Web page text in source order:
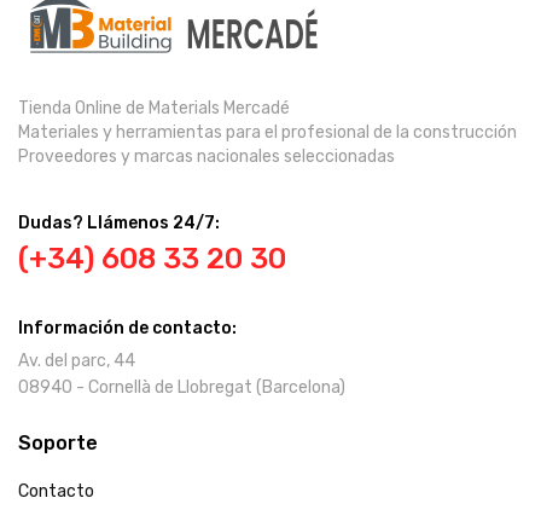
Tienda Online de Materials Mercadé
Materiales y herramientas para el profesional de la construcción
Proveedores y marcas nacionales seleccionadas
Dudas? Llámenos 24/7:
(+34) 608 33 20 30
Información de contacto:
Av. del parc, 44
08940 - Cornellà de Llobregat (Barcelona)
Soporte
Contacto